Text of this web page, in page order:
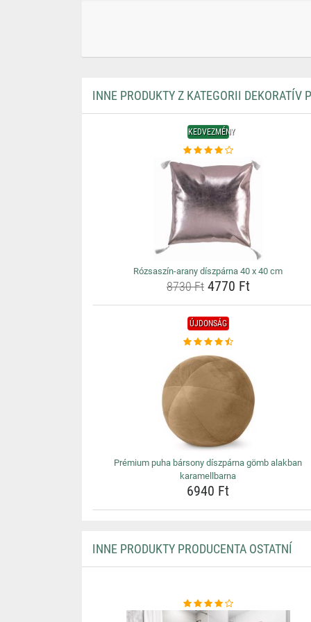
INNE PRODUKTY Z KATEGORII DEKORATÍV
KEDVEZMÉNY
Rózsaszín-arany díszpárna 40 x 40 cm
8730 Ft4770 Ft
ÚJDONSÁG
Prémium puha bársony díszpárna gömb alakban
karamellbarna
6940 Ft
INNE PRODUKTY PRODUCENTA OSTATNÍ